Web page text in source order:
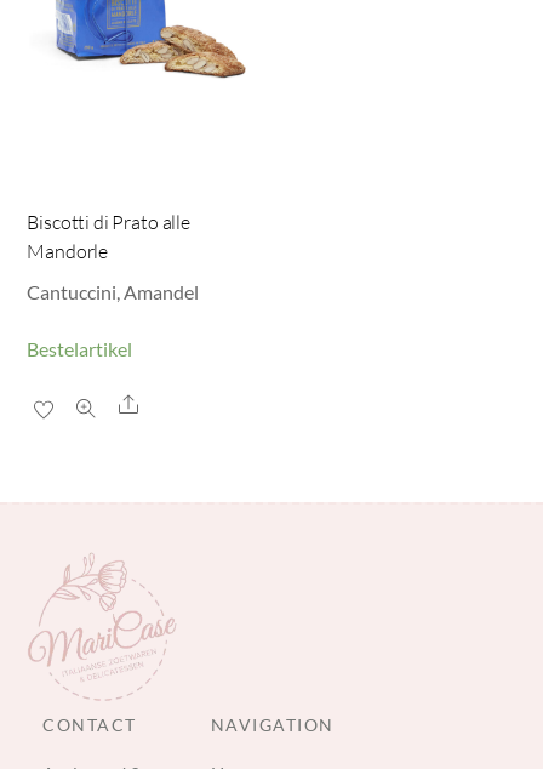
Biscotti di Prato alle
Mandorle
Cantuccini, Amandel
Bestelartikel
Share
CONTACT NAVIGATION